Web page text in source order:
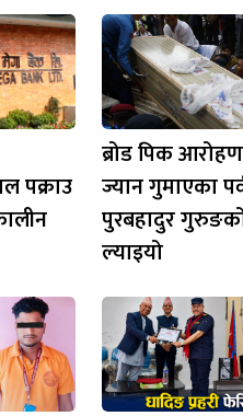
पक्राउ
ब्रोड पिक
ज्यान गुमाएका
पुरबहादुर
ल्याइयो